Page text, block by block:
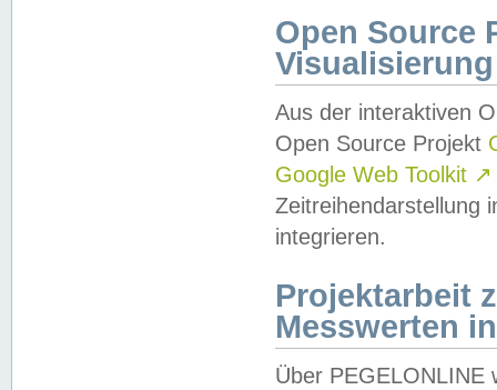
Open Source
Visualisierung
Aus der interaktiven
Open Source Projekt
Google Web Toolkit ↗
Zeitreihendarstellung
integrieren.
Projektarbeit
Messwerten
Über PEGELONLINE